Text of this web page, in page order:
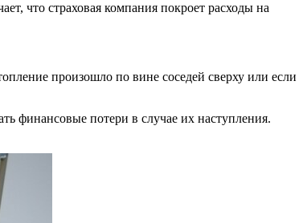
что страховая компания покроет расходы на
произошло по вине соседей сверху или если
финансовые потери в случае их наступления.